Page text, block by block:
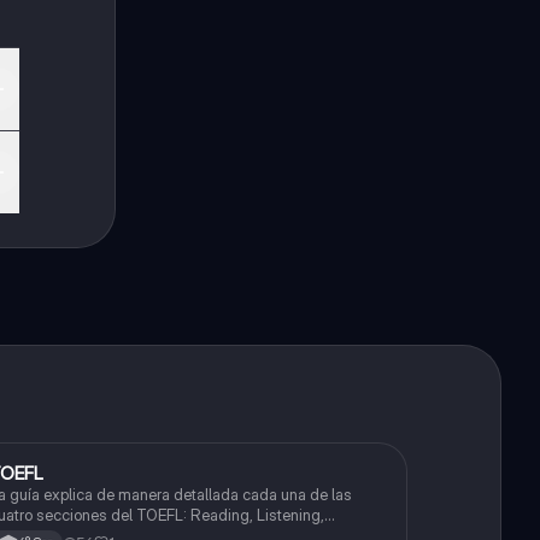
Inglés
guía explica de manera detallada cada una de las
secciones del TOEFL: Reading, Listening,
Speaking y Writing, ayudando al estudiante a